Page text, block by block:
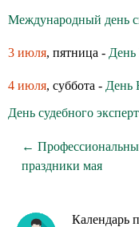
Международный день
3 июля, пятница -
4 июля, суббота - День
День судебного
←
праздники мая
Календарь